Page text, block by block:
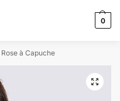
0
à Capuche